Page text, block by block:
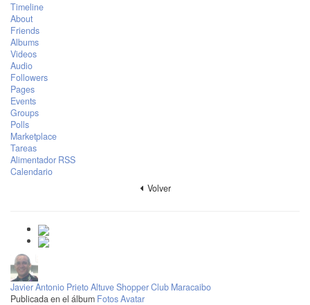
Timeline
About
Friends
Albums
Videos
Audio
Followers
Pages
Events
Groups
Polls
Marketplace
Tareas
Alimentador RSS
Calendario
Volver
Javier Antonio Prieto Altuve Shopper Club Maracaibo
Publicada en el álbum Fotos Avatar